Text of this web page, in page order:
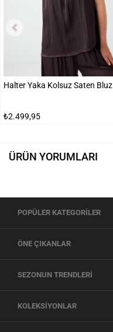
Halter Yaka Kolsuz Saten Bluz
₺2.499,95
ÜRÜN YORUMLARI
POPÜLER KATEGORİLER
ÖNE ÇIKANLAR
SEZONUN TRENDLERİ
KOLEKSİYONLAR